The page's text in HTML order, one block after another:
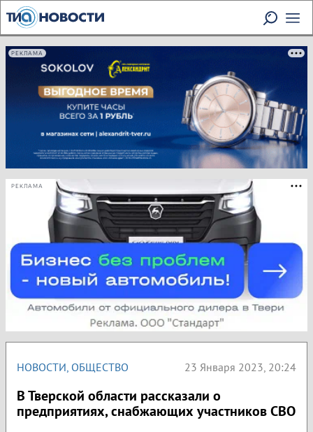
РЕКЛАМА
РЕКЛАМА
НОВОСТИ, ОБЩЕСТВО 23 Января 2023, 20:24
В Тверской области рассказали о
предприятиях, снабжающих участников СВО